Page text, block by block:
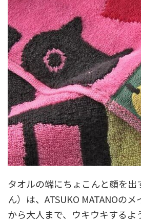
タオルの端にちょこんと顔を出
ん）は、ATSUKO MATANOの
から大人まで、ウキウキするよ